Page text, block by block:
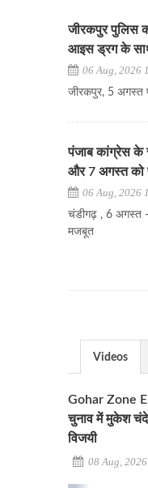
जीरकपुर पुलिस
आइस ड्रग के
06 Aug, 2026
जीरकपुर, 5 अगस्त
पंजाब कांग्रेस के
और 7 अगस्त को
06 Aug, 2026
चंडीगढ़ , 6 अगस्त
मजबूत
Videos
Gohar Zone
चुनाव में मुकेश
विजयी
08 Aug,